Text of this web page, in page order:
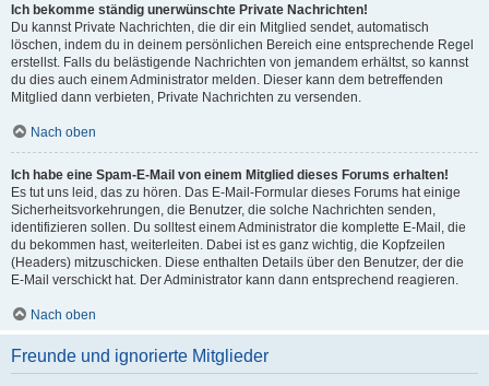
Ich bekomme ständig unerwünschte Private Nachrichten!
Du kannst Private Nachrichten, die dir ein Mitglied sendet, automatisch
löschen, indem du in deinem persönlichen Bereich eine entsprechende Regel
erstellst. Falls du belästigende Nachrichten von jemandem erhältst, so kannst
du dies auch einem Administrator melden. Dieser kann dem betreffenden
Mitglied dann verbieten, Private Nachrichten zu versenden.
Nach oben
Ich habe eine Spam-E-Mail von einem Mitglied dieses Forums erhalten!
Es tut uns leid, das zu hören. Das E-Mail-Formular dieses Forums hat einige
Sicherheitsvorkehrungen, die Benutzer, die solche Nachrichten senden,
identifizieren sollen. Du solltest einem Administrator die komplette E-Mail, die
du bekommen hast, weiterleiten. Dabei ist es ganz wichtig, die Kopfzeilen
(Headers) mitzuschicken. Diese enthalten Details über den Benutzer, der die
E-Mail verschickt hat. Der Administrator kann dann entsprechend reagieren.
Nach oben
Freunde und ignorierte Mitglieder